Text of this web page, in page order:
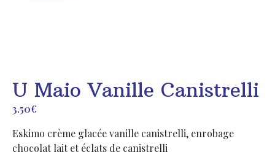
U Maio Vanille Canistrelli
3.50€
Eskimo crème glacée vanille canistrelli, enrobage
chocolat lait et éclats de canistrelli